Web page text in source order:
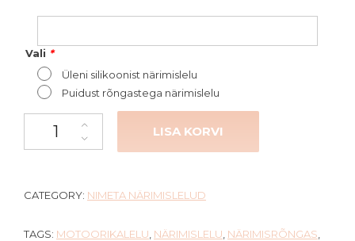
Vali *
Üleni silikoonist närimislelu
Puidust rõngastega närimislelu
LISA KORVI
CATEGORY: NIMETA NÄRIMISLELUD
TAGS: MOTOORIKALELU NÄRIMISLELU NÄRIMISRÕNGAS